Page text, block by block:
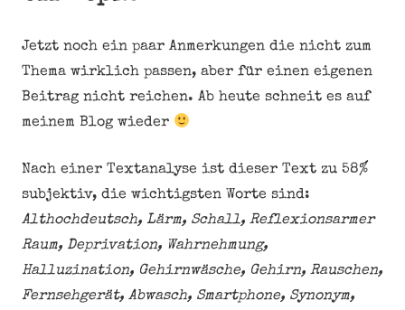
Jetzt noch ein paar Anmerkungen die nicht zum
Thema wirklich passen, aber für einen eigenen
Beitrag nicht reichen. Ab heute schneit es auf
meinem Blog wieder
Nach einer Textanalyse ist dieser Text zu 58%
subjektiv, die wichtigsten Worte sind:
Althochdeutsch, Lärm, Schall, Reflexionsarmer
Raum, Deprivation, Wahrnehmung,
Halluzination, Gehirnwäsche, Gehirn, Rauschen,
Fernsehgerät, Abwasch, Smartphone, Synonym,